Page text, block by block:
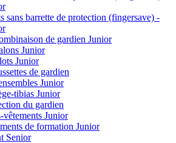
sans barrette de protection (fingersave) -
de gardien Junior
Junior
Junior
de gardien
Junior
tibias Junior
du gardien
vêtements Junior
de formation Junior
Senior